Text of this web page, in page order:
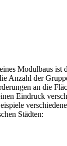
Modulbaus ist
Anzahl der
an die
Eindruck
Städten: